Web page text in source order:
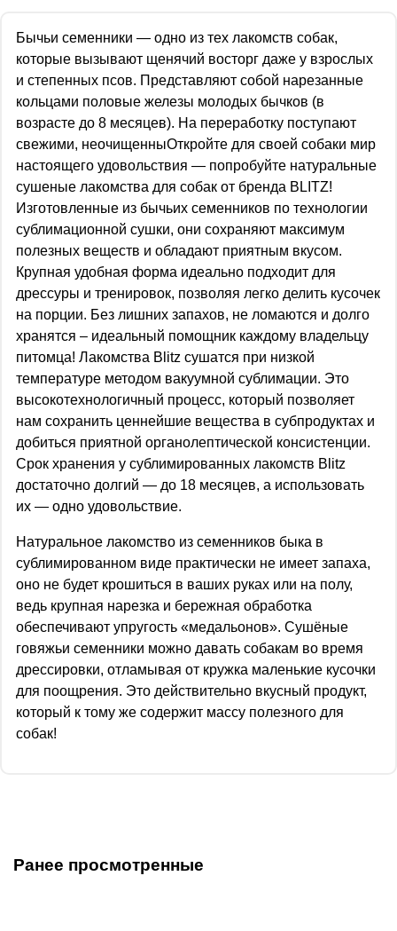
Бычьи семенники — одно из тех лакомств собак,
которые вызывают щенячий восторг даже у взрослых
и степенных псов. Представляют собой нарезанные
кольцами половые железы молодых бычков (в
возрасте до 8 месяцев). На переработку поступают
свежими, неочищенныОткройте для своей собаки мир
настоящего удовольствия — попробуйте натуральные
сушеные лакомства для собак от бренда BLITZ!
Изготовленные из бычьих семенников по технологии
сублимационной сушки, они сохраняют максимум
полезных веществ и обладают приятным вкусом.
Крупная удобная форма идеально подходит для
дрессуры и тренировок, позволяя легко делить кусочек
на порции. Без лишних запахов, не ломаются и долго
хранятся – идеальный помощник каждому владельцу
питомца! Лакомства Blitz сушатся при низкой
температуре методом вакуумной сублимации. Это
высокотехнологичный процесс, который позволяет
нам сохранить ценнейшие вещества в субпродуктах и
добиться приятной органолептической консистенции.
Срок хранения у сублимированных лакомств Blitz
достаточно долгий — до 18 месяцев, а использовать
их — одно удовольствие.
Натуральное лакомство из семенников быка в
сублимированном виде практически не имеет запаха,
оно не будет крошиться в ваших руках или на полу,
ведь крупная нарезка и бережная обработка
обеспечивают упругость «медальонов». Сушёные
говяжьи семенники можно давать собакам во время
дрессировки, отламывая от кружка маленькие кусочки
для поощрения. Это действительно вкусный продукт,
который к тому же содержит массу полезного для
собак!
Ранее просмотренные